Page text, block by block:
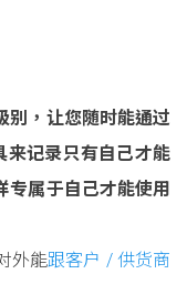
别，让您随时能通过
来记录只有自己才能
专属于自己才能使用
外能跟客户 / 供货商